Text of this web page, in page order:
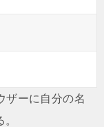
ザーに自分の名